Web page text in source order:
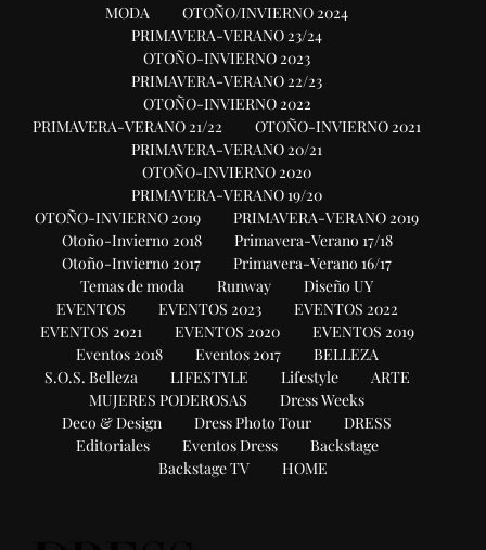
MODA
OTOÑO/INVIERNO 2024
PRIMAVERA-VERANO 23/24
OTOÑO-INVIERNO 2023
PRIMAVERA-VERANO 22/23
OTOÑO-INVIERNO 2022
PRIMAVERA-VERANO 21/22
OTOÑO-INVIERNO 2021
PRIMAVERA-VERANO 20/21
OTOÑO-INVIERNO 2020
PRIMAVERA-VERANO 19/20
OTOÑO-INVIERNO 2019
PRIMAVERA-VERANO 2019
Otoño-Invierno 2018
Primavera-Verano 17/18
Otoño-Invierno 2017
Primavera-Verano 16/17
Temas de moda
Runway
Diseño UY
EVENTOS
EVENTOS 2023
EVENTOS 2022
EVENTOS 2021
EVENTOS 2020
EVENTOS 2019
Eventos 2018
Eventos 2017
BELLEZA
S.O.S. Belleza
LIFESTYLE Lifestyle
ARTE
MUJERES PODEROSAS
Dress Weeks
Deco & Design
Dress Photo Tour
DRESS
Editoriales
Eventos Dress
Backstage
Backstage TV
HOME